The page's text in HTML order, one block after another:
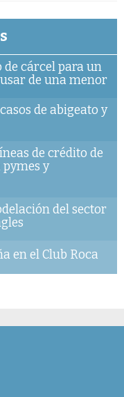
de cárcel para un
de una menor
de abigeato y
de crédito de
y
del sector
en el Club Roca